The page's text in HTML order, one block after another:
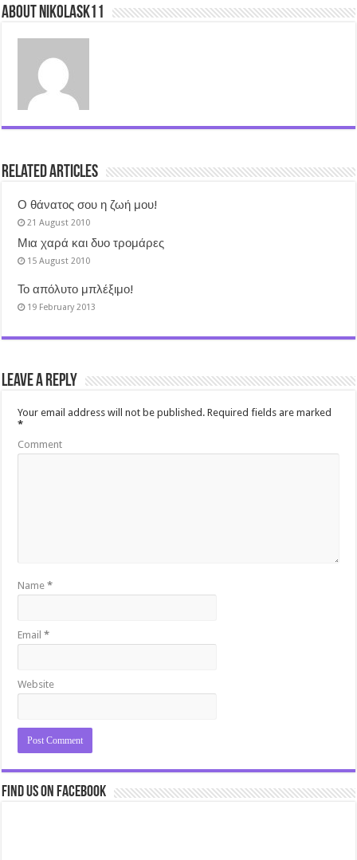
About nikolask11
Related Articles
Ο θάνατος σου η ζωή μου!
21 August 2010
Μια χαρά και δυο τρομάρες
15 August 2010
Το απόλυτο μπλέξιμο!
19 February 2013
Leave a Reply
Your email address will not be published. Required fields are marked
*
Comment
Name*
Email*
Website
Find us on Facebook